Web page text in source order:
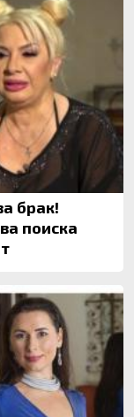
брак!
поиска